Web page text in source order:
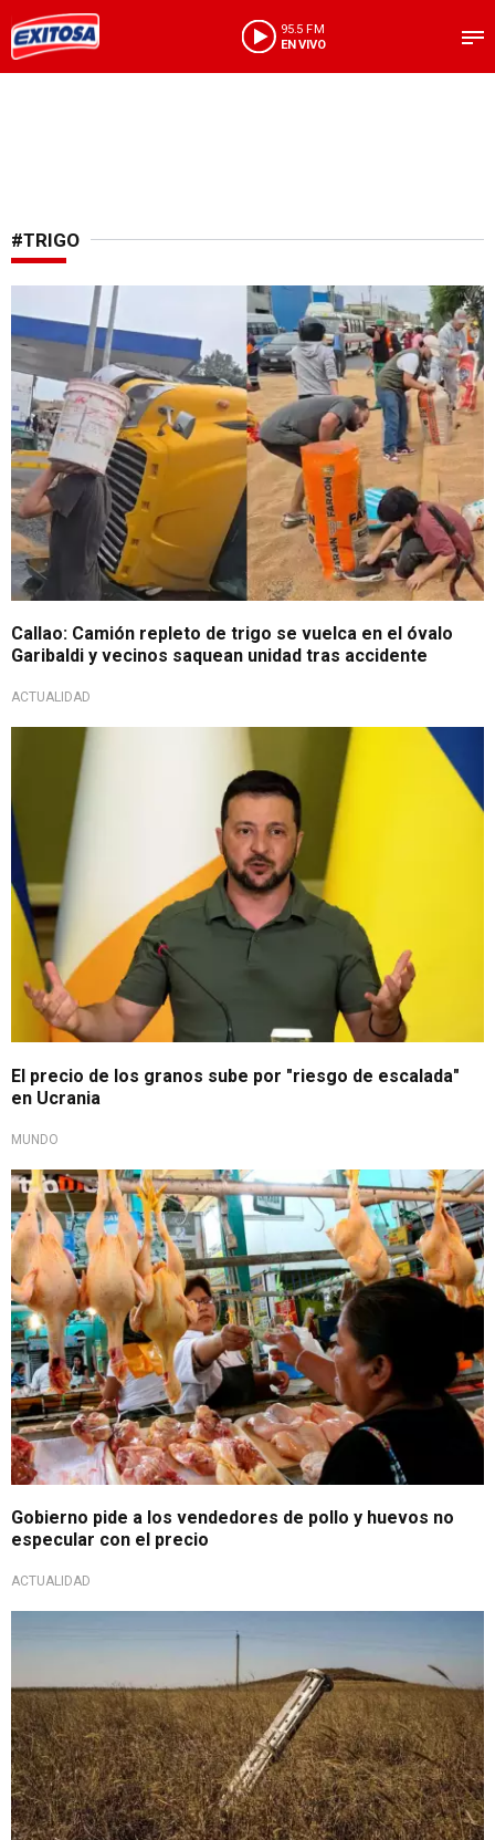
95.5 FM
EN VIVO
#TRIGO
De no creer
Callao: Camión repleto de trigo se vuelca en el óvalo
Garibaldi y vecinos saquean unidad tras accidente
ACTUALIDAD
El precio de los granos sube por "riesgo de escalada"
en Ucrania
MUNDO
¡Atención!
Gobierno pide a los vendedores de pollo y huevos no
especular con el precio
ACTUALIDAD